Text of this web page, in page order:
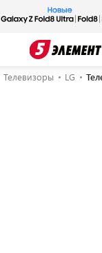
Телевизоры LG